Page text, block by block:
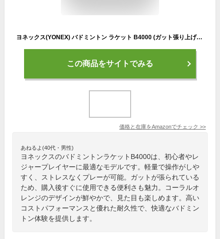
ヨネックス(YONEX) バドミントン ラケット B4000 (ガット張り上げ済) 初心者・レジャー向け コーラルオレンジ(320) G4 B4000G
この商品をサイトでみる
価格と在庫をAmazonでチェック >>
あねるよ(40代・男性)
ヨネックスのバドミントンラケットB4000は、初心者やレ
ジャープレイヤーに最適なモデルです。軽量で操作がしや
すく、ストレスなくプレーが可能。ガットが張られている
ため、購入後すぐに使用できる便利さも魅力。コーラルオ
レンジのデザインが鮮やかで、見た目も楽しめます。高い
コストパフォーマンスと優れた耐久性で、快適なバドミン
トン体験を提供します。